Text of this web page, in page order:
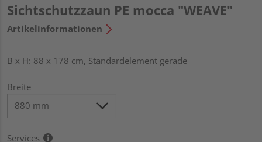
Sichtschutzzaun PE mocca "WEAVE"
Artikelinformationen
B x H: 88 x 178 cm, Standardelement gerade
Breite
Services